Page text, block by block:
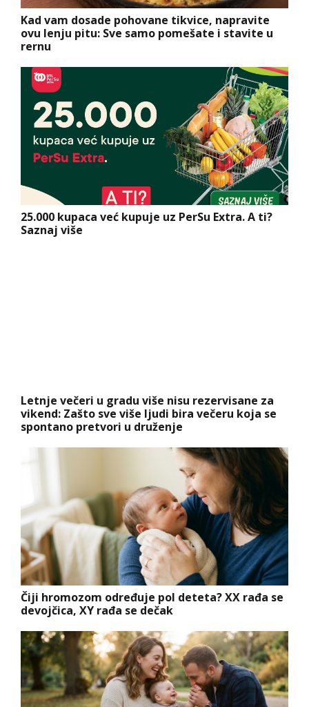
Kad vam dosade pohovane tikvice, napravite
ovu lenju pitu: Sve samo pomešate i stavite u
rernu
25.000 kupaca već kupuje uz PerSu Extra. A ti?
Saznaj više
Letnje večeri u gradu više nisu rezervisane za
vikend: Zašto sve više ljudi bira večeru koja se
spontano pretvori u druženje
Čiji hromozom određuje pol deteta? XX rađa se
devojčica, XY rađa se dečak